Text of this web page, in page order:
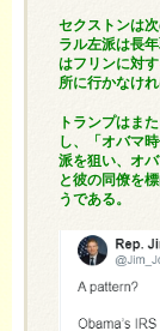
セクストンは
ラル左派は長
はフリンに対
所に行かなけ
トランプはま
し、「オバマ
派を狙い、オ
と彼の同僚を
うである。